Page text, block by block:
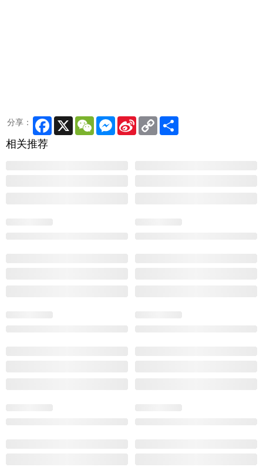
分享： Facebook
X WeChatMessenger
Sina
Weibo
Copy
Link
相关推荐